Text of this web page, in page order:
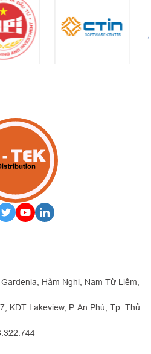
Hàm Nghi, Nam Từ Liêm,
KĐT Lakeview, P. An Phú, Tp. Thủ